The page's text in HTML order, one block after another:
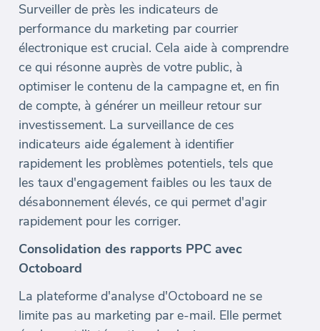
Surveiller de près les indicateurs de
performance du marketing par courrier
électronique est crucial. Cela aide à comprendre
ce qui résonne auprès de votre public, à
optimiser le contenu de la campagne et, en fin
de compte, à générer un meilleur retour sur
investissement. La surveillance de ces
indicateurs aide également à identifier
rapidement les problèmes potentiels, tels que
les taux d'engagement faibles ou les taux de
désabonnement élevés, ce qui permet d'agir
rapidement pour les corriger.
Consolidation des rapports PPC avec
Octoboard
La plateforme d'analyse d'Octoboard ne se
limite pas au marketing par e-mail. Elle permet